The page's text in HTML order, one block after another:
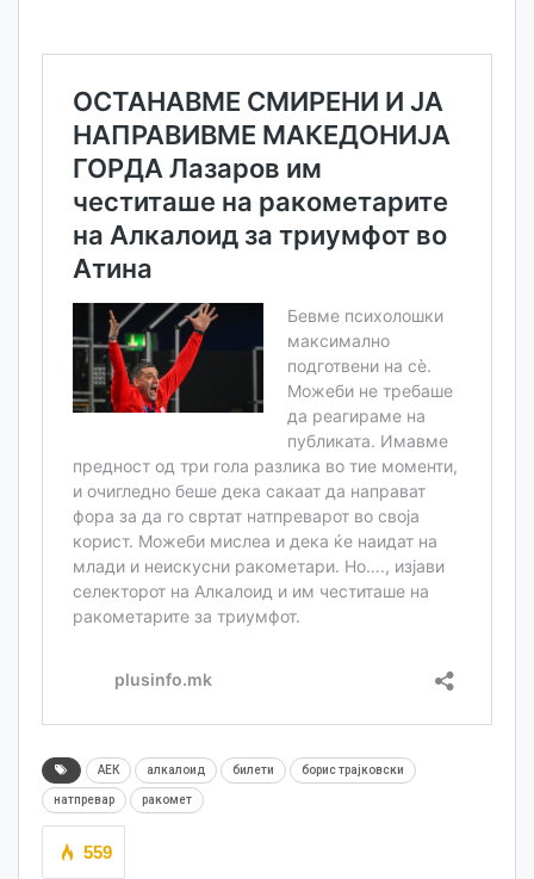
АЕК алкалоид билети борис трајковски
натпревар ракомет
559